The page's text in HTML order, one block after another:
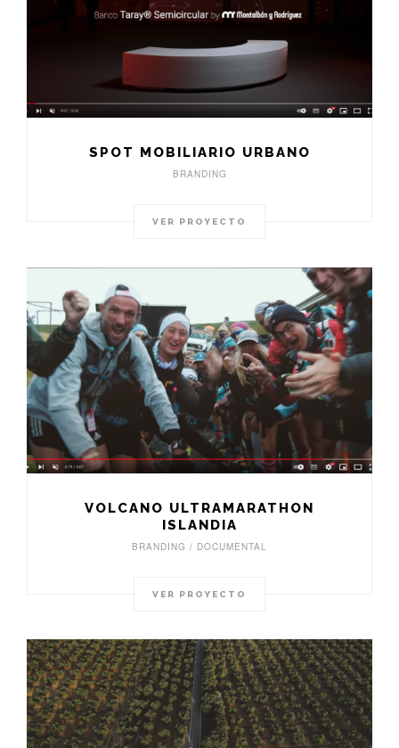
SPOT MOBILIARIO URBANO
BRANDING
VER PROYECTO
VOLCANO ULTRAMARATHON
ISLANDIA
BRANDING / DOCUMENTAL
VER PROYECTO